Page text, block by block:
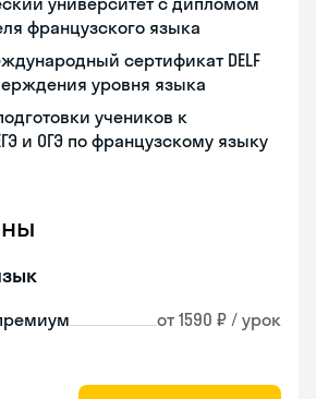
французского языка
сертификат DELF
уровня языка
учеников к
и ОГЭ по французскому языку
от 1590 ₽ / урок